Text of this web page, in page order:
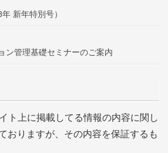
新年特別号）
ン管理基礎セミナーのご案内
ト上に掲載してる情報の内容に関し
おりますが、その内容を保証するも